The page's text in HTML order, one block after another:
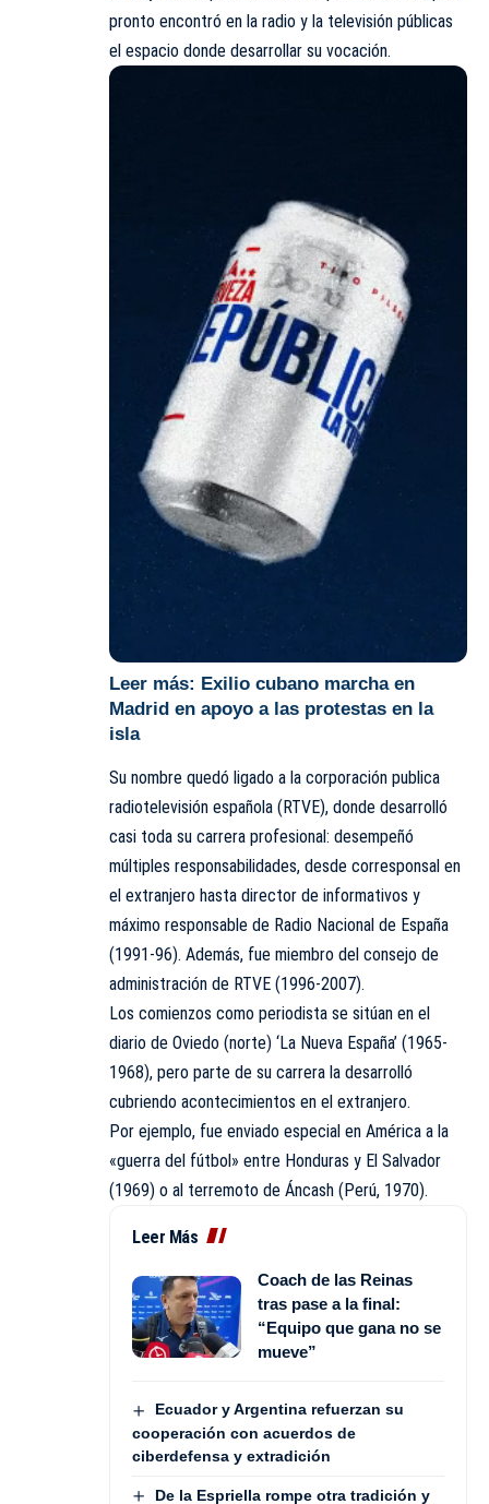
pronto encontró en la radio y la televisión públicas
el espacio donde desarrollar su vocación.
Leer más: Exilio cubano marcha en
Madrid en apoyo a las protestas en la
isla
Su nombre quedó ligado a la corporación publica
radiotelevisión española (RTVE), donde desarrolló
casi toda su carrera profesional: desempeñó
múltiples responsabilidades, desde corresponsal en
el extranjero hasta director de informativos y
máximo responsable de Radio Nacional de España
(1991-96). Además, fue miembro del consejo de
administración de RTVE (1996-2007).
Los comienzos como periodista se sitúan en el
diario de Oviedo (norte) ‘La Nueva España’ (1965-
1968), pero parte de su carrera la desarrolló
cubriendo acontecimientos en el extranjero.
Por ejemplo, fue enviado especial en América a la
«guerra del fútbol» entre Honduras y El Salvador
(1969) o al terremoto de Áncash (Perú, 1970).
Leer Más
Coach de las Reinas
tras pase a la final:
“Equipo que gana no se
mueve”
Ecuador y Argentina refuerzan su
cooperación con acuerdos de
ciberdefensa y extradición
De la Espriella rompe otra tradición y